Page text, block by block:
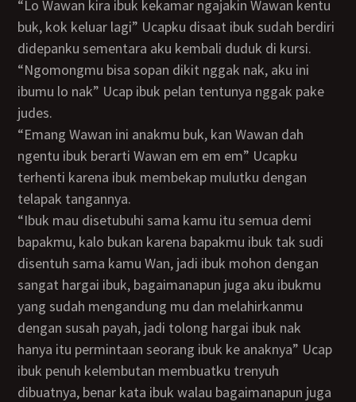
“Lo Wawan kira ibuk kekamar ngajakin Wawan kentu
buk, kok keluar lagi” Ucapku disaat ibuk sudah berdiri
didepanku sementara aku kembali duduk di kursi.
“Ngomongmu bisa sopan dikit nggak nak, aku ini
ibumu lo nak” Ucap ibuk pelan tentunya nggak pake
judes.
“Emang Wawan ini anakmu buk, kan Wawan dah
ngentu ibuk berarti Wawan em em em” Ucapku
terhenti karena ibuk membekap mulutku dengan
telapak tangannya.
“Ibuk mau disetubuhi sama kamu itu semua demi
bapakmu, kalo bukan karena bapakmu ibuk tak sudi
disentuh sama kamu Wan, jadi ibuk mohon dengan
sangat hargai ibuk, bagaimanapun juga aku ibukmu
yang sudah mengandung mu dan melahirkanmu
dengan susah payah, jadi tolong hargai ibuk nak
hanya itu permintaan seorang ibuk ke anaknya” Ucap
ibuk penuh kelembutan membuatku trenyuh
dibuatnya, benar kata ibuk walau bagaimanapun juga